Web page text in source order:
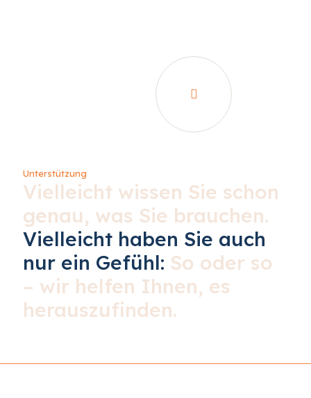
Unterstützung
Vielleicht wissen Sie schon
genau, was Sie brauchen.
Vielleicht haben Sie auch
nur ein Gefühl: So oder so
– wir helfen Ihnen, es
herauszufinden.